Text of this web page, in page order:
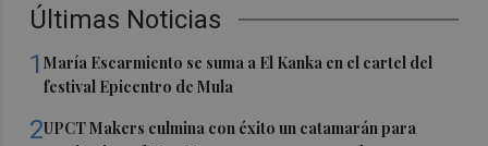
Últimas Noticias
1María Escarmiento se suma a El Kanka en el cartel del
festival Epicentro de Mula
2UPCT Makers culmina con éxito un catamarán para